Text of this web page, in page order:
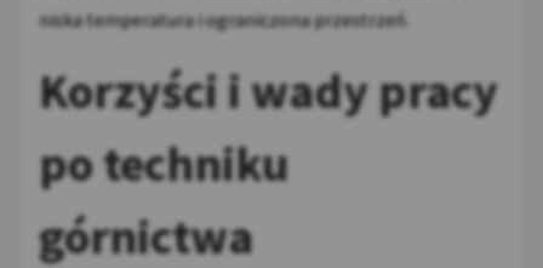
niska temperatura i ograniczona przestrzeń.
Korzyści i wady pracy
po techniku
górnictwa